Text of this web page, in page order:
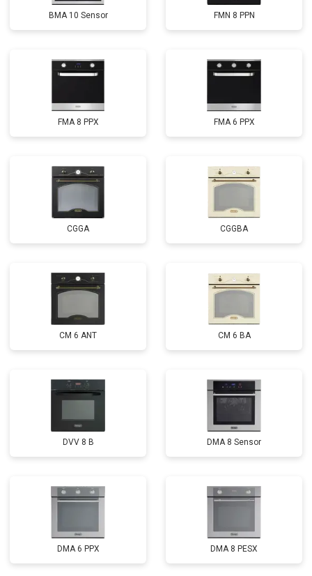
BMA 10 Sensor FMN 8 PPN
FMA 8 PPX FMA 6 PPX
CGGA CGGBA
CM 6 ANT CM 6 BA
DVV 8 B DMA 8 Sensor
DMA 6 PPX DMA 8 PESX